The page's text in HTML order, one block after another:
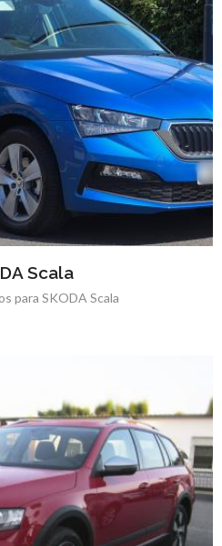
Scala
para SKODA Scala